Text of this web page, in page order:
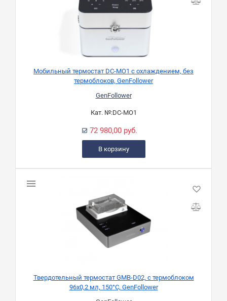
Мобильный термостат DC-MO1 с охлаждением, без
термоблоков, GenFollower
GenFollower
Кат. №:DC-MO1
72 980,00 руб.
В корзину
Твердотельный термостат GMB-D02, с термоблоком
96х0,2 мл, 150°C, GenFollower